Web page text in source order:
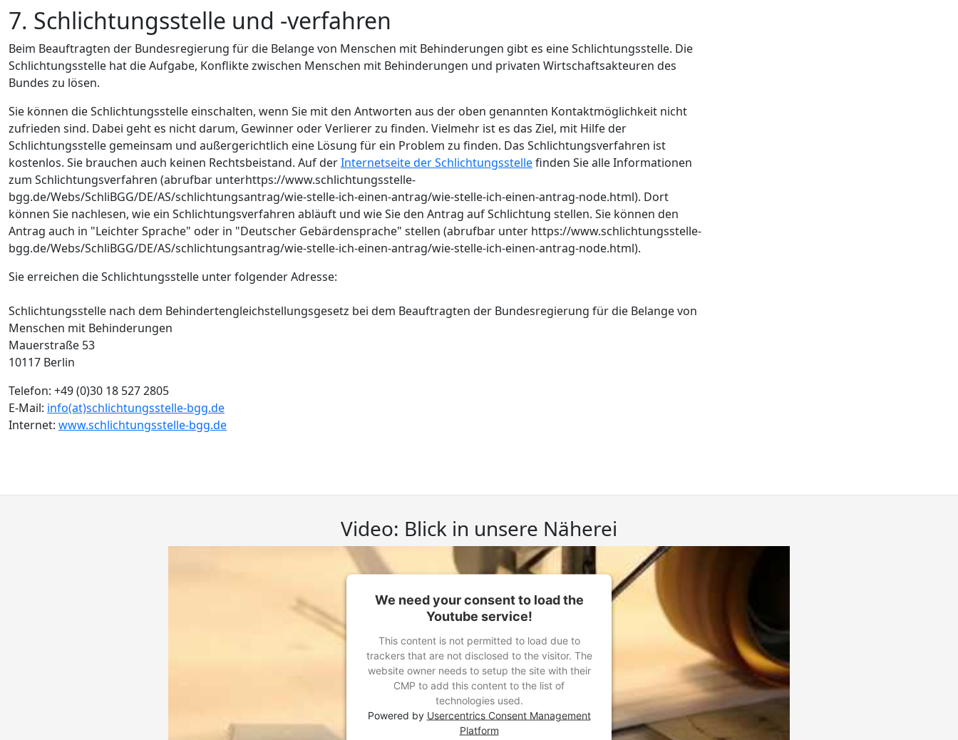
7. Schlichtungsstelle und -verfahren
Beim Beauftragten der Bundesregierung für die Belange von Menschen mit Behinderungen gibt es eine Schlichtungsstelle. Die
Schlichtungsstelle hat die Aufgabe, Konflikte zwischen Menschen mit Behinderungen und privaten Wirtschaftsakteuren des
Bundes zu lösen.
Sie können die Schlichtungsstelle einschalten, wenn Sie mit den Antworten aus der oben genannten Kontaktmöglichkeit nicht
zufrieden sind. Dabei geht es nicht darum, Gewinner oder Verlierer zu finden. Vielmehr ist es das Ziel, mit Hilfe der
Schlichtungsstelle gemeinsam und außergerichtlich eine Lösung für ein Problem zu finden. Das Schlichtungsverfahren ist
kostenlos. Sie brauchen auch keinen Rechtsbeistand. Auf derInternetseite der Schlichtungsstellefinden Sie alle Informationen
zum Schlichtungsverfahren (abrufbar unterhttps://www.schlichtungsstelle-
bgg.de/Webs/SchliBGG/DE/AS/schlichtungsantrag/wie-stelle-ich-einen-antrag/wie-stelle-ich-einen-antrag-node.html). Dort
können Sie nachlesen, wie ein Schlichtungsverfahren abläuft und wie Sie den Antrag auf Schlichtung stellen. Sie können den
Antrag auch in "Leichter Sprache" oder in "Deutscher Gebärdensprache" stellen (abrufbar unter https://www.schlichtungsstelle-
bgg.de/Webs/SchliBGG/DE/AS/schlichtungsantrag/wie-stelle-ich-einen-antrag/wie-stelle-ich-einen-antrag-node.html).
Sie erreichen die Schlichtungsstelle unter folgender Adresse:
Schlichtungsstelle nach dem Behindertengleichstellungsgesetz bei dem Beauftragten der Bundesregierung für die Belange von
Menschen mit Behinderungen
Mauerstraße 53
10117 Berlin
Telefon: +49 (0)30 18 527 2805
E-Mail: info(at)schlichtungsstelle-bgg.de
Internet: www.schlichtungsstelle-bgg.de
Video: Blick in unsere Näherei
We need your consent to load the
Youtube service!
This content is not permitted to load due to
trackers that are not disclosed to the visitor. The
website owner needs to setup the site with their
CMP to add this content to the list of
technologies used.
Powered by Usercentrics Consent Management
Platform